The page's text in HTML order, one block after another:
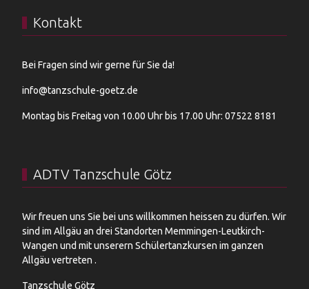
Kontakt
Bei Fragen sind wir gerne für Sie da!
info@tanzschule-goetz.de
Montag bis Freitag von 10.00 Uhr bis 17.00 Uhr: 07522 8181
ADTV Tanzschule Götz
Wir freuen uns Sie bei uns willkommen heissen zu dürfen. Wir
sind im Allgäu an drei Standorten Memmingen-Leutkirch-
Wangen und mit unserern Schülertanzkursen im ganzen
Allgäu vertreten .
Tanzschule Götz